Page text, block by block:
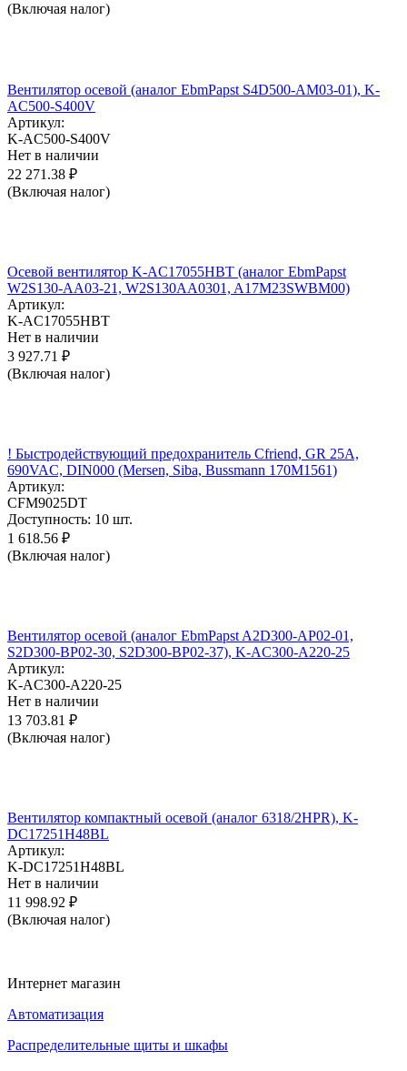
(Включая налог)
Вентилятор осевой (аналог EbmPapst S4D500-AM03-01), K-
AC500-S400V
Артикул:
K-AC500-S400V
Нет в наличии
22 271.38 ₽
(Включая налог)
Осевой вентилятор K-AC17055HBT (аналог EbmPapst
W2S130-AA03-21, W2S130AA0301, A17M23SWBM00)
Артикул:
K-AC17055HBT
Нет в наличии
3 927.71 ₽
(Включая налог)
! Быстродействующий предохранитель Cfriend, GR 25А,
690VAC, DIN000 (Mersen, Siba, Bussmann 170M1561)
Артикул:
CFM9025DT
Доступность: 10 шт.
1 618.56 ₽
(Включая налог)
Вентилятор осевой (аналог EbmPapst A2D300-AP02-01,
S2D300-BP02-30, S2D300-BP02-37), K-AC300-A220-25
Артикул:
K-AC300-A220-25
Нет в наличии
13 703.81 ₽
(Включая налог)
Вентилятор компактный осевой (аналог 6318/2HPR), K-
DC17251H48BL
Артикул:
K-DC17251H48BL
Нет в наличии
11 998.92 ₽
(Включая налог)
Интернет магазин
Автоматизация
Распределительные щиты и шкафы